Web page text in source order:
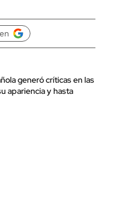
generó críticas en las
apariencia y hasta